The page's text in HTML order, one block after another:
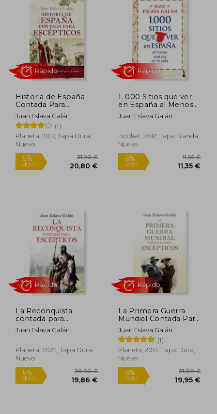
Rápido
Historia de España
Contada Para
Escépticos
Juan Eslava Galán
(1)
Planeta, 2017, Tapa Dura,
Nuevo
1. 000 Sitios que ver
en España al Menos
una vez en la Vida
Juan Eslava Galán
Booket, 2012, Tapa Blanda,
Nuevo
La Reconquista
contada para
escépticos
Juan Eslava Galán
Planeta, 2022, Tapa Dura,
Nuevo
La Primera Guerra
Mundial Contada Para
Escépticos
Juan Eslava Galán
(1)
Planeta, 2014, Tapa Dura,
Nuevo